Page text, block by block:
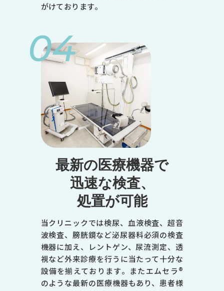
月
火
水
木
金
土
●
●
●
がけております。
04
最新の医療機器で
迅速な検査、
処置が可能
当クリニックでは検尿、血液検査、超音
波検査、膀胱鏡など泌尿器科必須の検査
機器に加え、レントゲン、尿流測定、透
視など外来診療を行うに当たって十分な
設備を揃えております。またエムセラ®
のような最新の医療機器もあり、患者様